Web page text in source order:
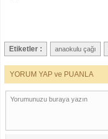
Etiketler : anaokulu çağı
YORUM YAP ve PUANLA